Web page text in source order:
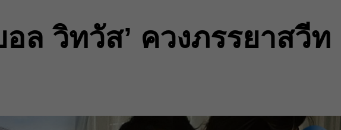
ล วิทวัส’ ควงภรรยาสวีท